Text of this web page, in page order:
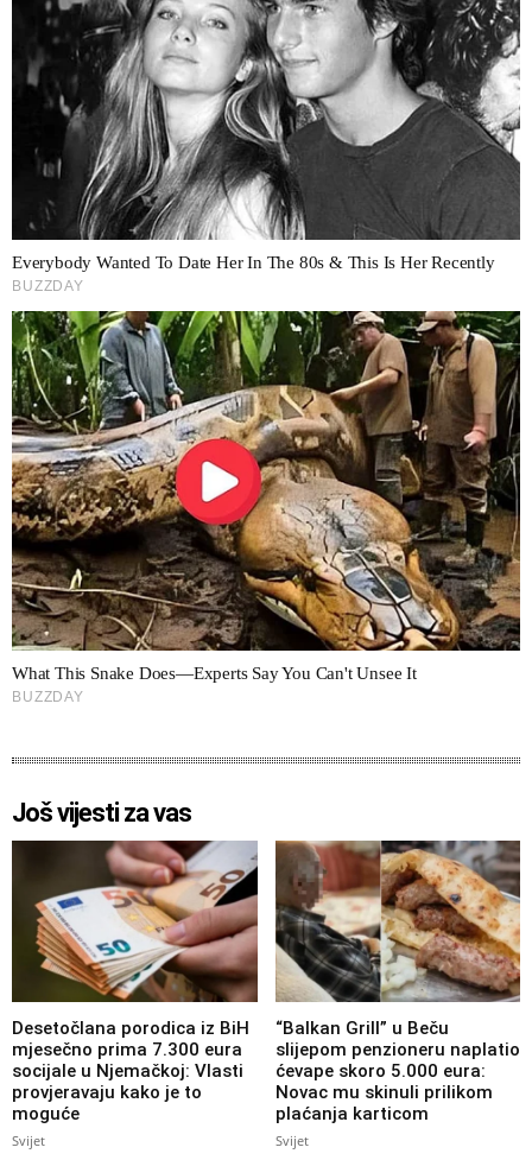
Još vijesti za vas
Desetočlana porodica iz BiH
mjesečno prima 7.300 eura
socijale u Njemačkoj: Vlasti
provjeravaju kako je to
moguće
Svijet
“Balkan Grill” u Beču
slijepom penzioneru naplatio
ćevape skoro 5.000 eura:
Novac mu skinuli prilikom
plaćanja karticom
Svijet